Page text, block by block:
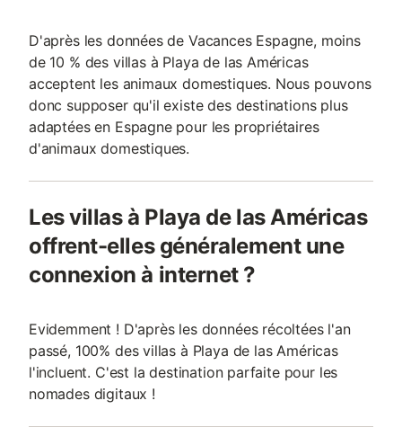
D'après les données de Vacances Espagne, moins
de 10 % des villas à Playa de las Américas
acceptent les animaux domestiques. Nous pouvons
donc supposer qu'il existe des destinations plus
adaptées en Espagne pour les propriétaires
d'animaux domestiques.
Les villas à Playa de las Américas
offrent-elles généralement une
connexion à internet ?
Evidemment ! D'après les données récoltées l'an
passé, 100% des villas à Playa de las Américas
l'incluent. C'est la destination parfaite pour les
nomades digitaux !